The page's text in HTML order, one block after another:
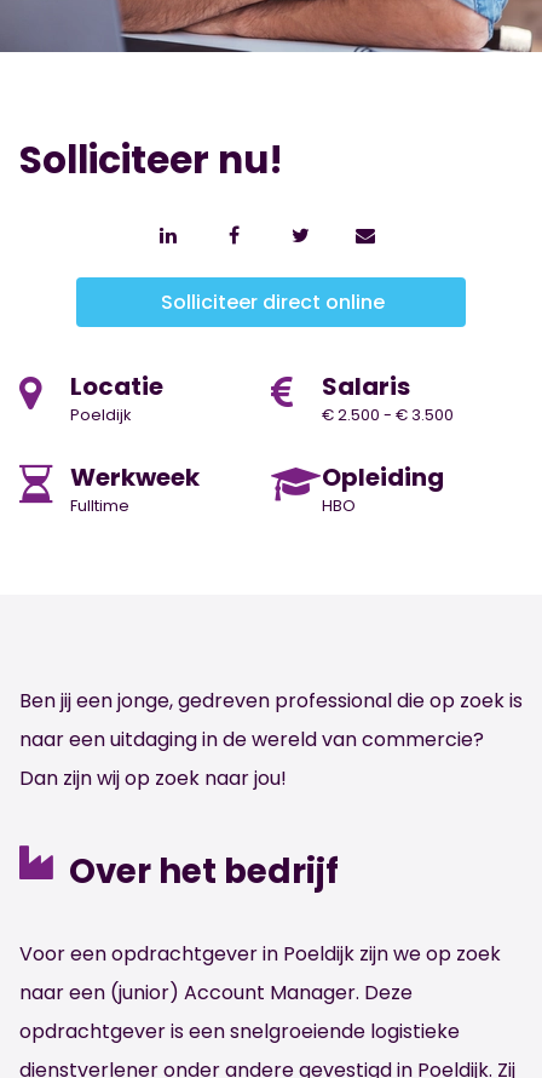
Solliciteer nu!
Solliciteer direct online
Locatie
Poeldijk
Salaris
€ 2.500 - € 3.500
Werkweek
Fulltime
Opleiding
HBO
Ben jij een jonge, gedreven professional die op zoek is
naar een uitdaging in de wereld van commercie?
Dan zijn wij op zoek naar jou!
Over het bedrijf
Voor een opdrachtgever in Poeldijk zijn we op zoek
naareen (junior) Account Manager. Deze
opdrachtgever is een snelgroeiende logistieke
dienstverlener onder andere gevestigd in Poeldijk. Zij